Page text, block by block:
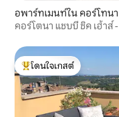
อพาร์ทเมนท์ใน คอร์โทนา
คอร์โตนา แชบบี ชิค เฮ้าส์
โดนใจเกสต์ที่สุด
โดนใจเกสต์